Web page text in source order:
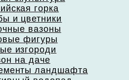
горка
и цветники
вазоны
фигуры
изгороди
на даче
ландшафта